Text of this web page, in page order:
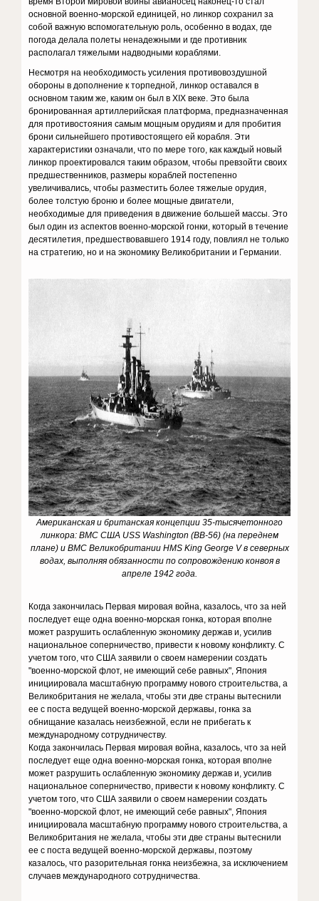
основной военно-морской единицей, но линкор сохранил за
собой важную вспомогательную роль, особенно в водах, где
погода делала полеты ненадежными и где противник
располагал тяжелыми надводными кораблями.
Несмотря на необходимость усиления противовоздушной
обороны в дополнение к торпедной, линкор оставался в
основном таким же, каким он был в XIX веке. Это была
бронированная артиллерийская платформа, предназначенная
для противостояния самым мощным орудиям и для пробития
брони сильнейшего противостоящего ей корабля. Эти
характеристики означали, что по мере того, как каждый новый
линкор проектировался таким образом, чтобы превзойти своих
предшественников, размеры кораблей постепенно
увеличивались, чтобы разместить более тяжелые орудия,
более толстую броню и более мощные двигатели,
необходимые для приведения в движение большей массы. Это
был один из аспектов военно-морской гонки, который в течение
десятилетия, предшествовавшего 1914 году, повлиял не только
на стратегию, но и на экономику Великобритании и Германии.
Американская и британская концепции 35-тысячетонного
линкора: ВМС США USS Washington (BB-56) (на переднем
плане) и ВМС Великобритании HMS King George V в северных
водах, выполняя обязанности по сопровождению конвоя в
апреле 1942 года.
Когда закончилась Первая мировая война, казалось, что за ней
последует еще одна военно-морская гонка, которая вполне
может разрушить ослабленную экономику держав и, усилив
национальное соперничество, привести к новому конфликту. С
учетом того, что США заявили о своем намерении создать
"военно-морской флот, не имеющий себе равных", Япония
инициировала масштабную программу нового строительства, а
Великобритания не желала, чтобы эти две страны вытеснили
ее с поста ведущей военно-морской державы, гонка за
обнищание казалась неизбежной, если не прибегать к
международному сотрудничеству.
Когда закончилась Первая мировая война, казалось, что за ней
последует еще одна военно-морская гонка, которая вполне
может разрушить ослабленную экономику держав и, усилив
национальное соперничество, привести к новому конфликту. С
учетом того, что США заявили о своем намерении создать
"военно-морской флот, не имеющий себе равных", Япония
инициировала масштабную программу нового строительства, а
Великобритания не желала, чтобы эти две страны вытеснили
ее с поста ведущей военно-морской державы, поэтому
казалось, что разорительная гонка неизбежна, за исключением
случаев международного сотрудничества.